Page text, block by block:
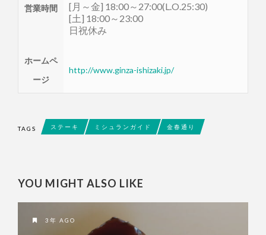
営業時間
[月～金] 18:00～27:00(L.O.25:30)
[土] 18:00～23:00
日祝休み
ホームペ
ージ
http://www.ginza-ishizaki.jp/
TAGS ステーキ ミシュランガイド 金春通り
YOU MIGHT ALSO LIKE
3年 AGO